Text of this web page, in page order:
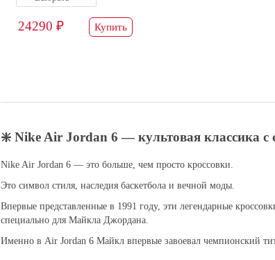
24290 ₽ Купить
❇️ Nike Air Jordan 6 — культовая классика с
Nike Air Jordan 6 — это больше, чем просто кроссовки.
Это символ стиля, наследия баскетбола и вечной моды.
Впервые представленные в 1991 году, эти легендарные
специально для Майкла Джордана.
Именно в Air Jordan 6 Майкл впервые завоевал чемпионский